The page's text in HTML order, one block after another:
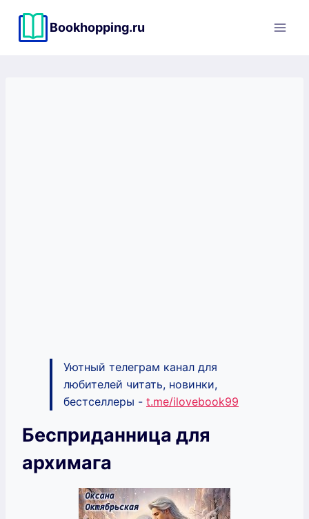
содержимому
Bookhopping.ru
Уютный телеграм канал для
любителей читать, новинки,
бестселлеры - t.me/ilovebook99
Бесприданница для
архимага